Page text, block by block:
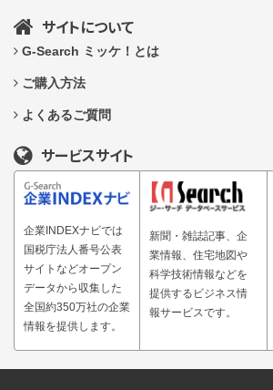
サイトについて
G-Search ミッケ！とは
ご購入方法
よくあるご質問
サービスサイト
企業INDEXナビでは
国税庁法人番号公表
サイトなどオープン
データから収集した
全国約350万社の企業
情報を提供します。
新聞・雑誌記事、企
業情報、住宅地図や
科学技術情報などを
提供するビジネス情
報サービスです。